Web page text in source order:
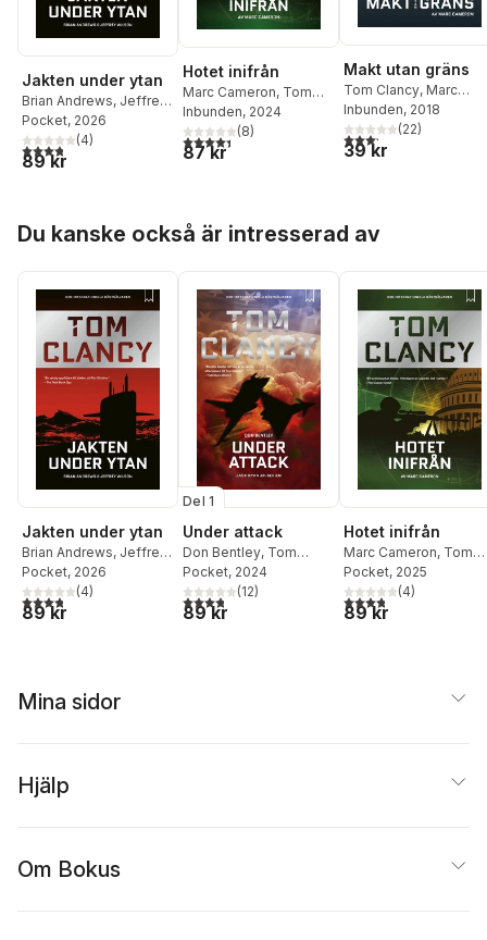
Jakten under ytan
Brian Andrews, Jeffrey
Wilson, Tom Clancy
Pocket, 2026
3,8utav 5 stjärnor. Totalt antal röster:
(4)
89 kr
Hotet inifrån
Marc Cameron, Tom
Clancy
Inbunden, 2024
4,4utav 5 stjärnor. Totalt antal röster:
(8)
87 kr
Makt utan gräns
Tom Clancy, Marc
Cameron
Inbunden, 2018
3,2utav 5 stjärnor.
(22)
39 kr
Du kanske också är intresserad av
Jakten under ytan
Brian Andrews, Jeffrey
Wilson, Tom Clancy
Pocket, 2026
3,8utav 5 stjärnor. Totalt antal röster:
(4)
89 kr
Del 1
Under attack
Don Bentley, Tom
Clancy
Pocket, 2024
3,8utav 5 stjärnor. Totalt antal röster:
(12)
89 kr
Hotet inifrån
Marc Cameron, Tom
Clancy
Pocket, 2025
3,8utav 5 stjärnor.
(4)
89 kr
Mina sidor
Hjälp
Om Bokus